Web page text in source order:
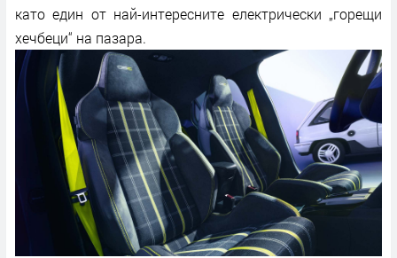
като един от най-интересните електрически „горещи
хечбеци“ на пазара.